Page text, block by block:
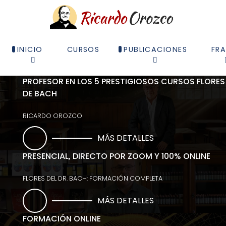
INICIO CURSOS PUBLICACIONES
PROFESOR EN LOS 5 PRESTIGIOSOS CURSOS FLORES
DE BACH
RICARDO OROZCO
MÁS DETALLES
PRESENCIAL, DIRECTO POR ZOOM Y 100% ONLINE
FLORES DEL DR. BACH: FORMACIÓN COMPLETA
MÁS DETALLES
FORMACIÓN ONLINE